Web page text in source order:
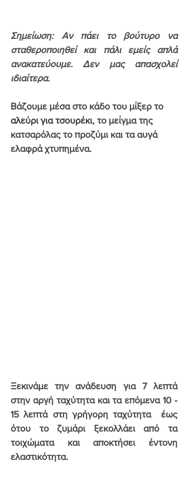
Σημείωση: Αν πάει το βούτυρο να
σταθεροποιηθεί και πάλι εμείς απλά
ανακατεύουμε. Δεν μας απασχολεί
ιδιαίτερα.
Βάζουμε μέσα στο κάδο του μίξερ το
αλεύρι για τσουρέκι, το μείγμα της
κατσαρόλας το προζύμι και τα αυγά
ελαφρά χτυπημένα.
Ξεκινάμε την ανάδευση για 7 λεπτά
στην αργή ταχύτητα και τα επόμενα 10 -
15 λεπτά στη γρήγορη ταχύτητα  έως
ότου το ζυμάρι ξεκολλάει από τα
τοιχώματα και αποκτήσει έντονη
ελαστικότητα.